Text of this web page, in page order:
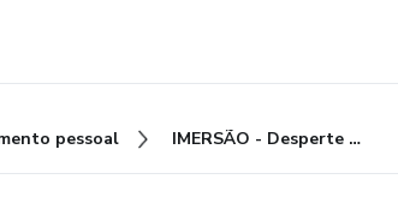
pessoal IMERSÃO - Desperte a luz que há em você